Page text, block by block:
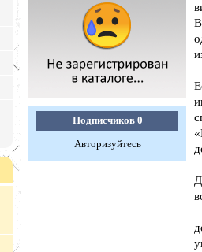
Подписчиков 0
Авторизуйтесь